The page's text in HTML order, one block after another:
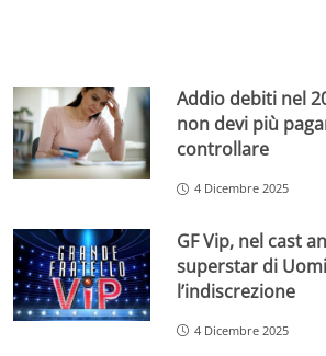
Addio debiti nel
non devi più
controllare
4 Dicembre 2025
GF Vip, nel cast
superstar di
l’indiscrezione
4 Dicembre 2025